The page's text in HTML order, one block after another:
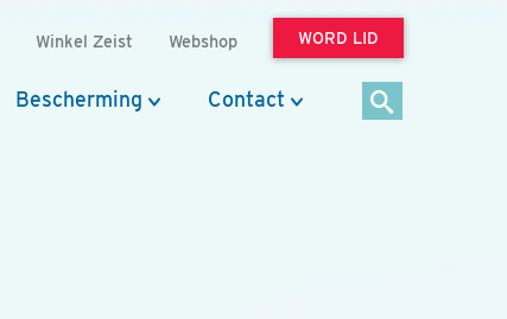
Winkel Zeist Webshop WORD LID
Bescherming Contact